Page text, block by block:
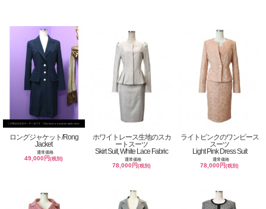
ロングジャケット/Rong
Jacket
通常価格
49,000円(税別)
ホワイトレース生地のスカ
ートスーツ
Skirt Suit, White Lace Fabric
通常価格
78,000円(税別)
ライトピンクのワンピース
スーツ
Light Pink Dress Suit
通常価格
78,000円(税別)